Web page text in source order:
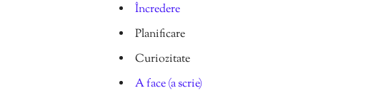
Încredere
Planificare
Curiozitate
A face (a scrie)